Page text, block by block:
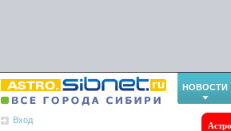
НОВОСТИ
Вход